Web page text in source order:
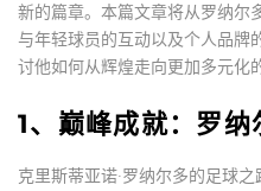
新的篇章。本篇文章将从罗纳尔
与年轻球员的互动以及个人品牌
讨他如何从辉煌走向更加多元化
1、巅峰成就：罗
克里斯蒂亚诺·罗纳尔多的足球